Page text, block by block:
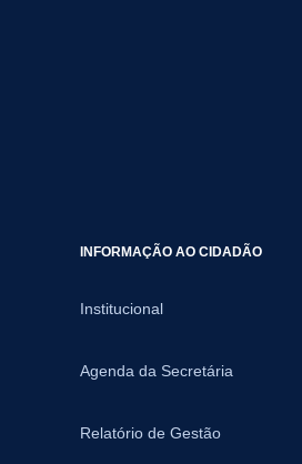
INFORMAÇÃO AO CIDADÃO
Institucional
Agenda da Secretária
Relatório de Gestão